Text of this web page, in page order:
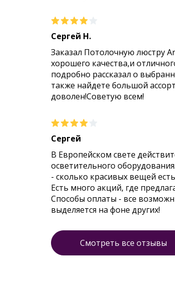
Сергей Н.
Заказал Потолочную люстру
хорошего качества,и
подробно рассказал о
также найдете большой
доволен!Советую всем!
Сергей
В Европейском свете
осветительного
- сколько красивых вещей
Есть много акций, где
Способы оплаты - все
выделяется на фоне других!
Смотреть все отзывы